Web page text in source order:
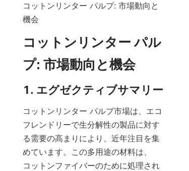
コットンリンター パルプ: 市場動向と
機会
コットンリンター パル
プ: 市場動向と機会
1. エグゼクティブサマリー
コットンリンター パルプ市場は、エコ
フレンドリーで生分解性の製品に対す
る需要の高まりにより、近年注目を集
めています。この多用途の材料は、
コットンファイバーのために処理され